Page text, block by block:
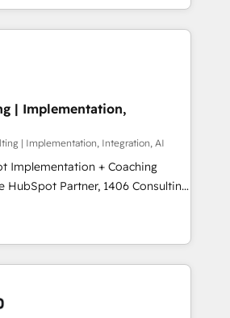
We offer the best
the market, ranging from CRM
to online and offline sales
to optimize processes and meet
of Impresoft
and complementary
their offer into 4
Smart Manufacturing,
by these integrations,
of talents, skills,
on their digital
| Implementation,
| Implementation, Integration, AI
Implementation + Coaching
teams transform how
serve. We don't just build your
your team to own it, then stay
We Do ⚙️ CRM
Sales & Marketing Alignment +